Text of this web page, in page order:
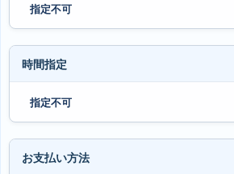
指定不可
時間指定
指定不可
お支払い方法